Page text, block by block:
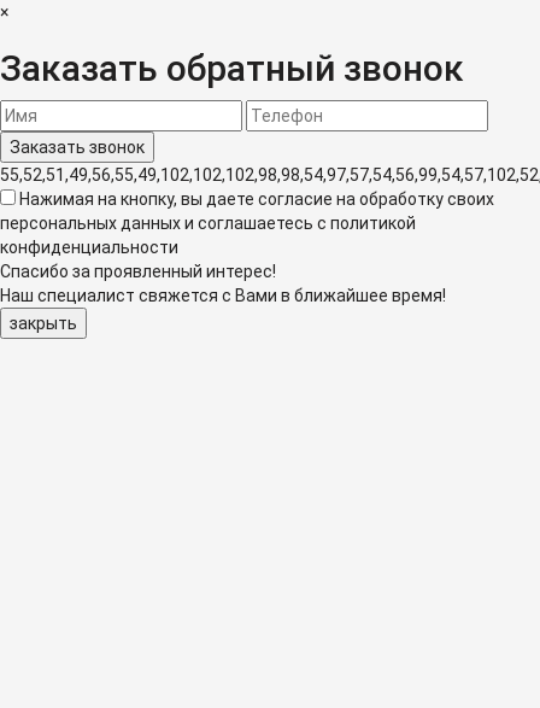
×
Заказать обратный звонок
Нажимая на кнопку, вы даете согласие на обработку своих
персональных данных и соглашаетесь с политикой
конфиденциальности
Спасибо за проявленный интерес!
Наш специалист свяжется с Вами в ближайшее время!
закрыть